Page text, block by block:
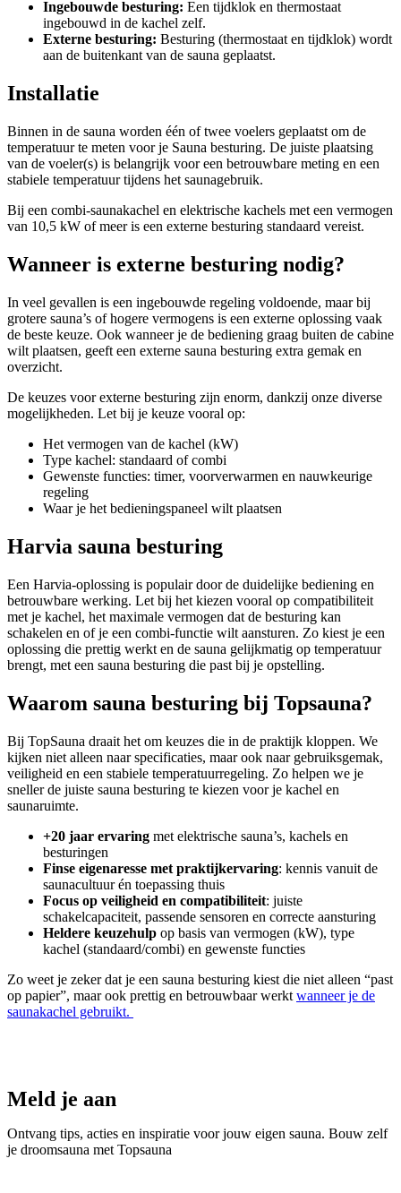
Ingebouwde besturing: Een tijdklok en thermostaat
ingebouwd in de kachel zelf.
Externe besturing: Besturing (thermostaat en tijdklok) wordt
aan de buitenkant van de sauna geplaatst.
Installatie
Binnen in de sauna worden één of twee voelers geplaatst om de
temperatuur te meten voor je Sauna besturing. De juiste plaatsing
van de voeler(s) is belangrijk voor een betrouwbare meting en een
stabiele temperatuur tijdens het saunagebruik.
Bij een combi-saunakachel en elektrische kachels met een vermogen
van 10,5 kW of meer is een externe besturing standaard vereist.
Wanneer is externe besturing nodig?
In veel gevallen is een ingebouwde regeling voldoende, maar bij
grotere sauna’s of hogere vermogens is een externe oplossing vaak
de beste keuze. Ook wanneer je de bediening graag buiten de cabine
wilt plaatsen, geeft een externe sauna besturing extra gemak en
overzicht.
De keuzes voor externe besturing zijn enorm, dankzij onze diverse
mogelijkheden. Let bij je keuze vooral op:
Het vermogen van de kachel (kW)
Type kachel: standaard of combi
Gewenste functies: timer, voorverwarmen en nauwkeurige
regeling
Waar je het bedieningspaneel wilt plaatsen
Harvia sauna besturing
Een Harvia-oplossing is populair door de duidelijke bediening en
betrouwbare werking. Let bij het kiezen vooral op compatibiliteit
met je kachel, het maximale vermogen dat de besturing kan
schakelen en of je een combi-functie wilt aansturen. Zo kiest je een
oplossing die prettig werkt en de sauna gelijkmatig op temperatuur
brengt, met een sauna besturing die past bij je opstelling.
Waarom sauna besturing bij Topsauna?
Bij TopSauna draait het om keuzes die in de praktijk kloppen. We
kijken niet alleen naar specificaties, maar ook naar gebruiksgemak,
veiligheid en een stabiele temperatuurregeling. Zo helpen we je
sneller de juiste sauna besturing te kiezen voor je kachel en
saunaruimte.
+20 jaar ervaring met elektrische sauna’s, kachels en
besturingen
Finse eigenaresse met praktijkervaring: kennis vanuit de
saunacultuur én toepassing thuis
Focus op veiligheid en compatibiliteit: juiste
schakelcapaciteit, passende sensoren en correcte aansturing
Heldere keuzehulp op basis van vermogen (kW), type
kachel (standaard/combi) en gewenste functies
Zo weet je zeker dat je een sauna besturing kiest die niet alleen “past
op papier”, maar ook prettig en betrouwbaar werkt wanneer je de
saunakachel gebruikt.
Meld je aan
Ontvang tips, acties en inspiratie voor jouw eigen sauna. Bouw zelf
je droomsauna met Topsauna